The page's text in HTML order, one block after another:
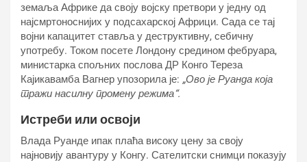
земаља Африке да своју војску претвори у једну од
најсмртоноснијих у подсахарској Африци. Сада се тај
војни капацитет ставља у деструктивну, себичну
употребу. Током посете Лондону средином фебруара,
министарка спољних послова ДР Конго Тереза ​​
Кајикавамба Вагнер упозорила је: „Ово је Руанда која
тражи насилну промену режима“.
Истреби или освоји
Влада Руанде ипак плаћа високу цену за своју
најновију авантуру у Конгу. Сателитски снимци показују